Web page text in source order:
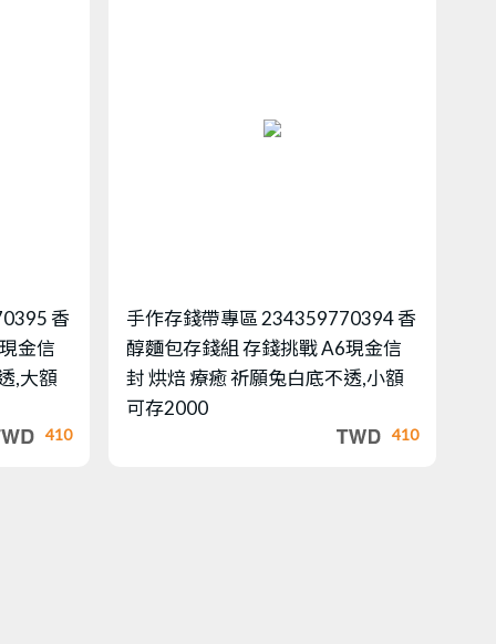
香
金信
,大額
410
手作存錢帶專區 234359770394 香
醇麵包存錢組 存錢挑戰 A6現金信
封 烘焙 療癒 祈願兔白底不透,小額
可存2000
410